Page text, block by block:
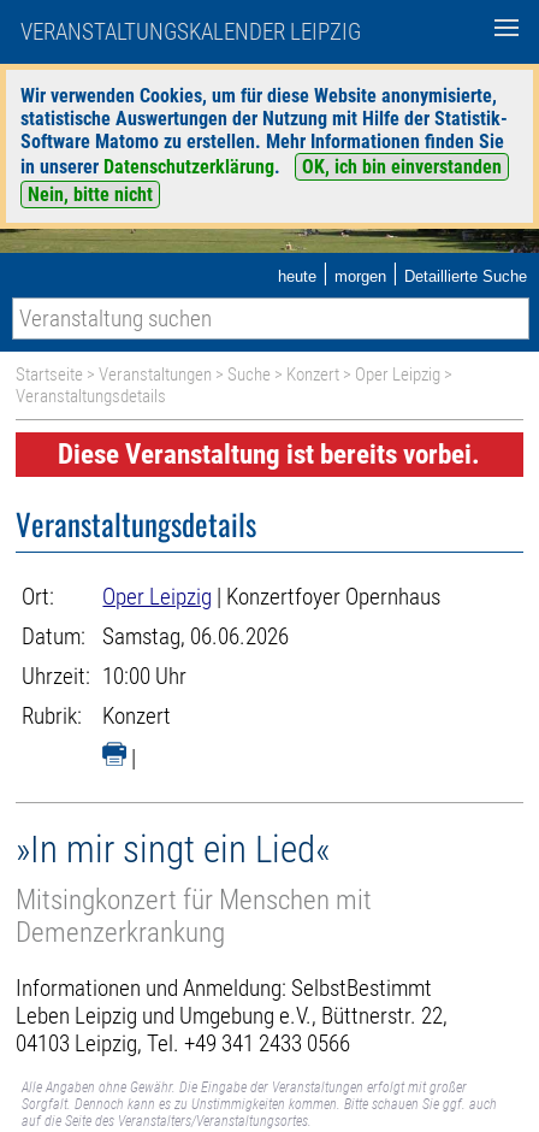
VERANSTALTUNGSKALENDER LEIPZIG
Wir verwenden Cookies, um für diese Website anonymisierte,
statistische Auswertungen der Nutzung mit Hilfe der Statistik-
Software Matomo zu erstellen. Mehr Informationen finden Sie
in unserer Datenschutzerklärung.
OK, ich bin einverstanden
Nein, bitte nicht
heute | morgen | Detaillierte Suche
Startseite >Veranstaltungen > Suche > Konzert > Oper Leipzig >
Veranstaltungsdetails
Diese Veranstaltung ist bereits vorbei.
Veranstaltungsdetails
Ort: Oper Leipzig | Konzertfoyer Opernhaus
Datum:
Samstag, 06.06.2026
Uhrzeit: 10:00 Uhr
Rubrik:
Konzert
|
»In mir singt ein Lied«
Mitsingkonzert für Menschen mit
Demenzerkrankung
Informationen und Anmeldung: SelbstBestimmt
Leben Leipzig und Umgebung e.V., Büttnerstr. 22,
04103 Leipzig, Tel. +49 341 2433 0566
Alle Angaben ohne Gewähr. Die Eingabe der Veranstaltungen erfolgt mit großer
Sorgfalt. Dennoch kann es zu Unstimmigkeiten kommen. Bitte schauen Sie ggf. auch
auf die Seite des Veranstalters/Veranstaltungsortes.